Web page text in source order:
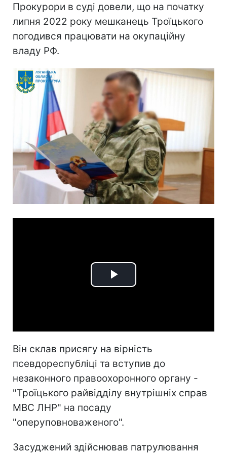
Прокурори в суді довели, що на початку
липня 2022 року мешканець Троїцького
погодився працювати на окупаційну
владу РФ.
Play
Він склав присягу на вірність
псевдореспубліці та вступив до
незаконного правоохоронного органу -
"Троїцького райвідділу внутрішніх справ
МВС ЛНР" на посаду
"оперуповноваженого".
Засуджений здійснював патрулювання